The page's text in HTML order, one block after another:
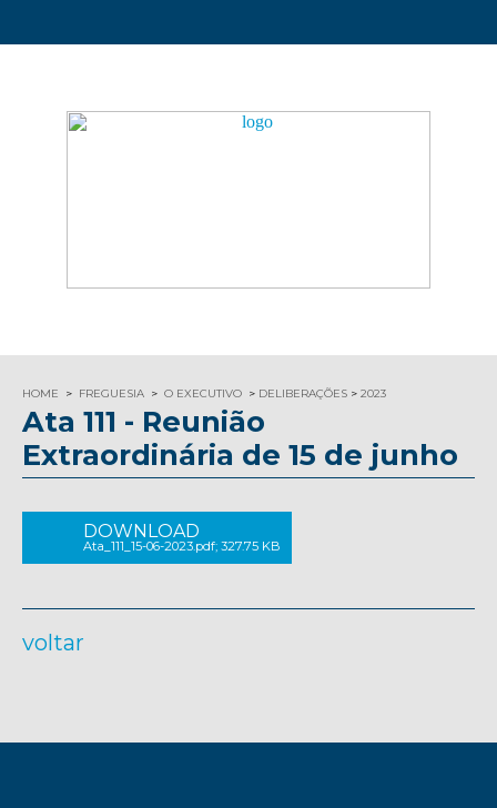
HOME FREGUESIA O EXECUTIVO DELIBERAÇÕES 2023
Ata 111 - Reunião
Extraordinária de 15 de junho
DOWNLOAD
Ata_111_15-06-2023.pdf; 327.75 KB
voltar